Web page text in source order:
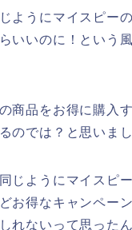
ようにマイスピー
いいのに！という
商品をお得に購入
のでは？と思いまし
じようにマイスピ
お得なキャンペー
れないって思ったん